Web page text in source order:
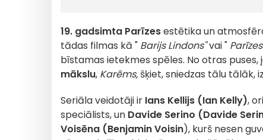
19. gadsimta Parīzesestētika un
tādas filmas kā " Barijs Lindons"vai "
bīstamas ietekmes spēles. No otras puses,
mākslu, Karēms, šķiet, sniedzas tālu tālāk,
Seriāla veidotāji ir Ians Kellijs (Ian Kelly),
speciālists, un Davide Serino (Davide
Voisēna (Benjamin Voisin), kurš nesen